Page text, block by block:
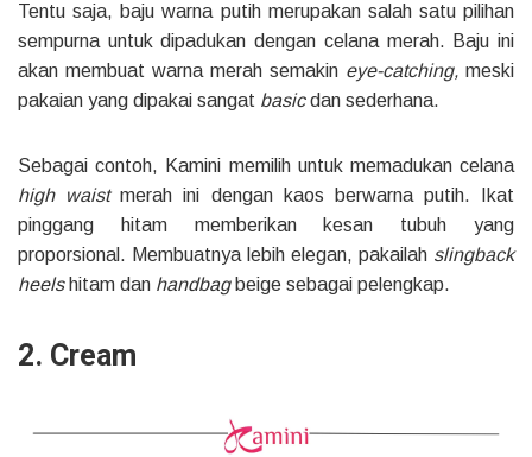
Tentu saja, baju warna putih merupakan salah satu pilihan
sempurna untuk dipadukan dengan celana merah. Baju ini
akan membuat warna merah semakin eye-catching, meski
pakaian yang dipakai sangat basicdan sederhana.
Sebagai contoh, Kamini memilih untuk memadukan celana
high waistmerah ini dengan kaos berwarna putih. Ikat
pinggang hitam memberikan kesan tubuh yang
proporsional. Membuatnya lebih elegan, pakailah slingback
heelshitam dan handbag beige sebagai pelengkap.
2. Cream